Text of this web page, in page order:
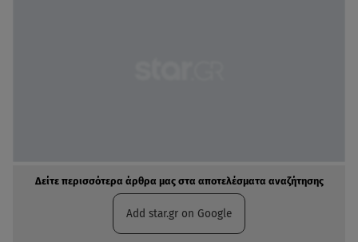
Δείτε περισσότερα άρθρα μας στα αποτελέσματα αναζήτησης
Add star.gr on Google